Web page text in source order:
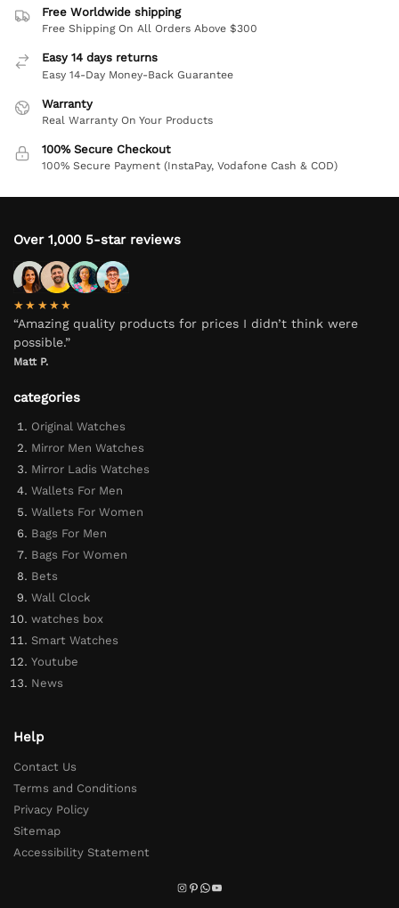
Free Worldwide shipping
Free Shipping On All Orders Above $300
Easy 14 days returns
Easy 14-Day Money-Back Guarantee
Warranty
Real Warranty On Your Products
100% Secure Checkout
100% Secure Payment (InstaPay, Vodafone Cash & COD)
Over 1,000 5-star reviews
★★★★★
“Amazing quality products for prices I didn’t think were
possible.”
Matt P.
categories
Original Watches
Mirror Men Watches
Mirror Ladis Watches
Wallets For Men
Wallets For Women
Bags For Men
Bags For Women
Bets
Wall Clock
watches box
Smart Watches
Youtube
News
Help
Contact Us
Terms and Conditions
Privacy Policy
Sitemap
Accessibility Statement